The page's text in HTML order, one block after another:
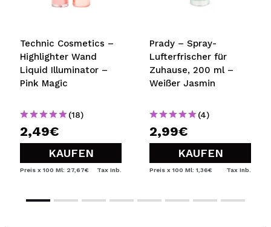
Technic Cosmetics –
Highlighter Wand
Liquid Illuminator –
Pink Magic
(18)
2,49€
KAUFEN
Preis x 100 Ml: 27,67€ Tax Inb.
Prady – Spray-
Lufterfrischer für
Zuhause, 200 ml –
Weißer Jasmin
(4)
2,99€
KAUFEN
Preis x 100 Ml: 1,36€ Tax Inb.